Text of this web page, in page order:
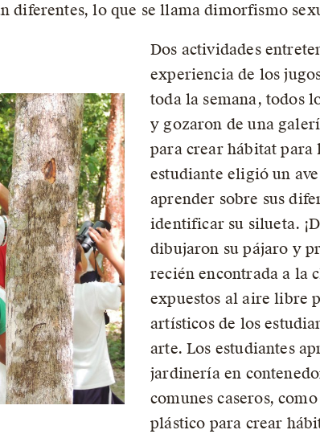
diferentes, lo que se llama dimorfismo
Dos actividades
experiencia de los
toda la semana, todos
y gozaron de una
para crear hábitat para
estudiante eligió un
aprender sobre sus
identificar su silueta.
dibujaron su pájaro y
recién encontrada a la
expuestos al aire libre
artísticos de los
arte. Los estudiantes
jardinería en
comunes caseros,
plástico para crear